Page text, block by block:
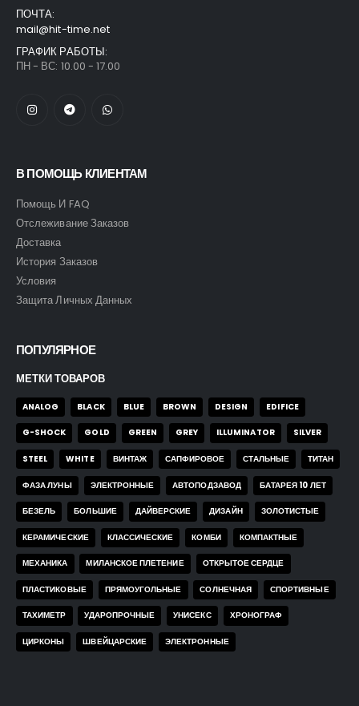
ПОЧТА:
mail@hit-time.net
ГРАФИК РАБОТЫ:
ПН - ВС: 10.00 - 17.00
В ПОМОЩЬ КЛИЕНТАМ
Помощь И FAQ
Отслеживание Заказов
Доставка
История Заказов
Условия
Защита Личных Данных
ПОПУЛЯРНОЕ
МЕТКИ ТОВАРОВ
ANALOG BLACK BLUE BROWN DESIGN EDIFICE
G-SHOCK GOLD GREEN GREY ILLUMINATOR SILVER
STEEL WHITE ВИНТАЖ САПФИРОВОЕ СТАЛЬНЫЕ ТИТАН
ФАЗА ЛУНЫ ЭЛЕКТРОННЫЕ АВТОПОДЗАВОД БАТАРЕЯ 10 ЛЕТ
БЕЗЕЛЬ БОЛЬШИЕ ДАЙВЕРСКИЕ ДИЗАЙН ЗОЛОТИСТЫЕ
КЕРАМИЧЕСКИЕ КЛАССИЧЕСКИЕ КОМБИ КОМПАКТНЫЕ
МЕХАНИКА МИЛАНСКОЕ ПЛЕТЕНИЕ ОТКРЫТОЕ СЕРДЦЕ
ПЛАСТИКОВЫЕ ПРЯМОУГОЛЬНЫЕ СОЛНЕЧНАЯ СПОРТИВНЫЕ
ТАХИМЕТР УДАРОПРОЧНЫЕ УНИСЕКС ХРОНОГРАФ
ЦИРКОНЫ ШВЕЙЦАРСКИЕ ЭЛЕКТРОННЫЕ